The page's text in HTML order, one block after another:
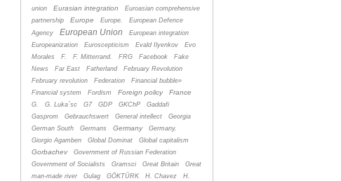
union
Eurasian integration
Euroasian comprehensive
partnership
Europe Europe.
European Defence
Agency
European Union
European integration
Europeanization
Euroscepticism Evald Ilyenkov
Evo
Morales
F. F. Mitterrand. FRG Facebook
Fake
News
Far East Fatherland
February Revolution
February revolution
Federation
Financial bubble»
Financial system
Fordism Foreign policy France
G. G. Luka´sc G7 GDP GKChP
Gaddafi
Gasprom
Gebrauchswert General intellect
Georgia
German South
Germans Germany
Germany.
Giorgio Agamben
Global Dominat Global capitalism
Gorbachev
Government of Russian Federation
Government of Socialists
Gramsci Great Britain
Great
man-made river
Gulag GÖKTÜRK H. Chavez
H.